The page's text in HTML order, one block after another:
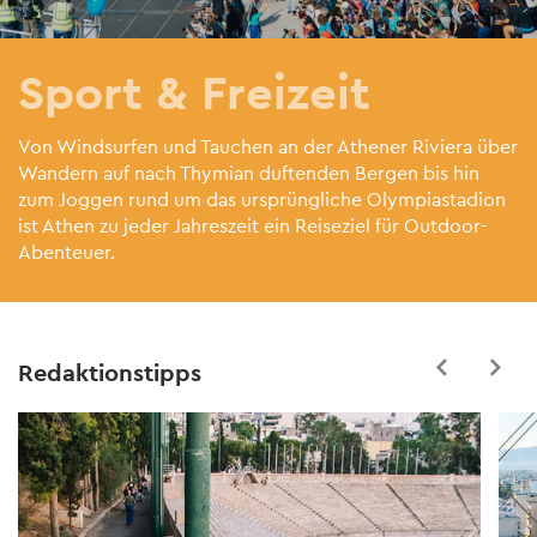
Sport & Freizeit
Von Windsurfen und Tauchen an der Athener Riviera über
Wandern auf nach Thymian duftenden Bergen bis hin
zum Joggen rund um das ursprüngliche Olympiastadion
ist Athen zu jeder Jahreszeit ein Reiseziel für Outdoor-
Abenteuer.
Redaktionstipps